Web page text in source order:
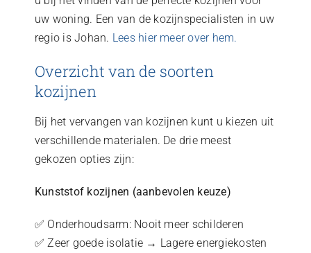
uw woning. Een van de kozijnspecialisten in uw
regio is Johan. Lees hier meer over hem.
Overzicht van de soorten
kozijnen
Bij het vervangen van kozijnen kunt u kiezen uit
verschillende materialen. De drie meest
gekozen opties zijn:
Kunststof kozijnen (aanbevolen keuze)
✅ Onderhoudsarm: Nooit meer schilderen
✅ Zeer goede isolatie → Lagere energiekosten